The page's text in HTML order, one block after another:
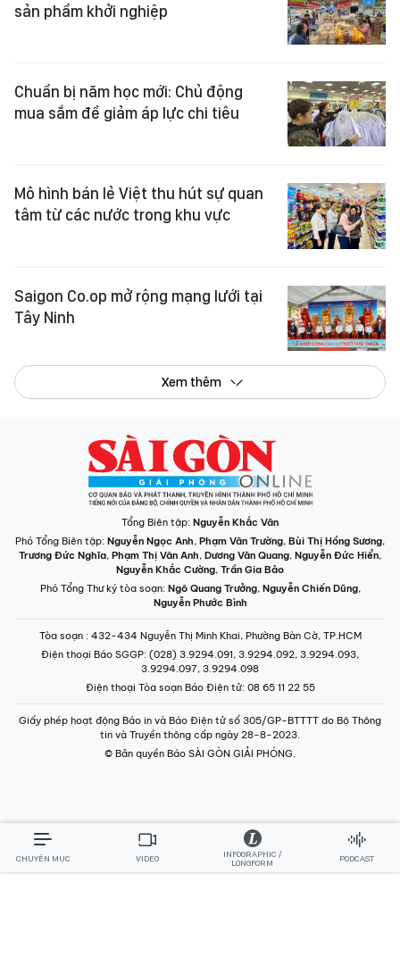
sản phẩm khởi nghiệp
Chuẩn bị năm học mới: Chủ động
mua sắm để giảm áp lực chi tiêu
Mô hình bán lẻ Việt thu hút sự quan
tâm từ các nước trong khu vực
Saigon Co.op mở rộng mạng lưới tại
Tây Ninh
Xem thêm
Tổng Biên tập: Nguyễn Khắc Văn
Phó Tổng Biên tập: Nguyễn Ngọc Anh, Phạm Văn Trường, Bùi Thị Hồng Sương,
Trương Đức Nghĩa, Phạm Thị Vân Anh, Dương Văn Quang, Nguyễn Đức Hiển,
Nguyễn Khắc Cường, Trần Gia Bảo
Phó Tổng Thư ký tòa soạn: Ngô Quang Trưởng, Nguyễn Chiến Dũng,
Nguyễn Phước Bình
Tòa soạn : 432-434 Nguyễn Thị Minh Khai, Phường Bàn Cờ, TP.HCM
Điện thoại Báo SGGP: (028) 3.9294.091, 3.9294.092, 3.9294.093,
3.9294.097, 3.9294.098
Điện thoại Tòa soạn Báo Điện tử: 08 65 11 22 55
Giấy phép hoạt động Báo in và Báo Điện tử số 305/GP-BTTTT do Bộ Thông
tin và Truyền thông cấp ngày 28-8-2023.
© Bản quyền Báo SÀI GÒN GIẢI PHÓNG.
CHUYÊN MỤC VIDEO
INFOGRAPHIC /
LONGFORM
PODCAST